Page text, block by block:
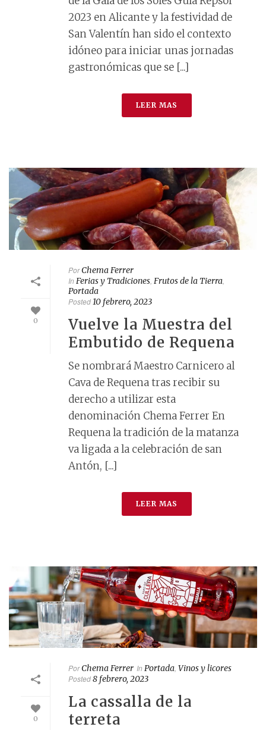
2023 en Alicante y la festividad de
San Valentín han sido el contexto
idóneo para iniciar unas jornadas
gastronómicas que se [...]
LEER MAS
0
PorChema Ferrer
In Ferias y Tradiciones Frutos de la Tierra
Portada
Posted10 febrero, 2023
Vuelve la Muestra del
Embutido de Requena
Se nombrará Maestro Carnicero al
Cava de Requena tras recibir su
derecho a utilizar esta
denominación Chema Ferrer En
Requena la tradición de la matanza
va ligada a la celebración de san
Antón, [...]
LEER MAS
0
PorChema Ferrer In Portada Vinos y licores
Posted8 febrero, 2023
La cassalla de la
terreta